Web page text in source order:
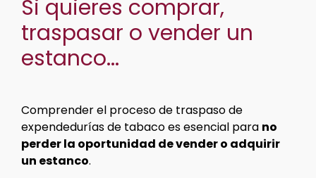
Si quieres comprar,
traspasar o vender un
estanco...
Comprender el proceso de traspaso de
expendedurías de tabaco es esencial para no
perder la oportunidad de vender o adquirir
un estanco.